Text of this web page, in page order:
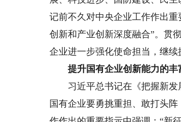
记前不久对中央企业工作作出
创新和产业创新深度融合”。贯
企业进一步强化使命担当，继
提升国有企业创新能力的
习近平总书记在《把握新发
国有企业要勇挑重担、敢打头阵